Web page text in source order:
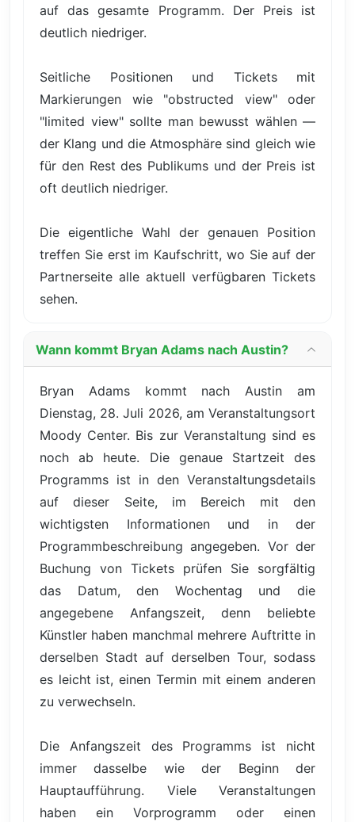
auf das gesamte Programm. Der Preis ist
deutlich niedriger.
Seitliche Positionen und Tickets mit
Markierungen wie "obstructed view" oder
"limited view" sollte man bewusst wählen —
der Klang und die Atmosphäre sind gleich wie
für den Rest des Publikums und der Preis ist
oft deutlich niedriger.
Die eigentliche Wahl der genauen Position
treffen Sie erst im Kaufschritt, wo Sie auf der
Partnerseite alle aktuell verfügbaren Tickets
sehen.
Wann kommt Bryan Adams nach Austin?
Bryan Adams kommt nach Austin am
Dienstag, 28. Juli 2026, am Veranstaltungsort
Moody Center. Bis zur Veranstaltung sind es
noch ab heute. Die genaue Startzeit des
Programms ist in den Veranstaltungsdetails
auf dieser Seite, im Bereich mit den
wichtigsten Informationen und in der
Programmbeschreibung angegeben. Vor der
Buchung von Tickets prüfen Sie sorgfältig
das Datum, den Wochentag und die
angegebene Anfangszeit, denn beliebte
Künstler haben manchmal mehrere Auftritte in
derselben Stadt auf derselben Tour, sodass
es leicht ist, einen Termin mit einem anderen
zu verwechseln.
Die Anfangszeit des Programms ist nicht
immer dasselbe wie der Beginn der
Hauptaufführung. Viele Veranstaltungen
haben ein Vorprogramm oder einen